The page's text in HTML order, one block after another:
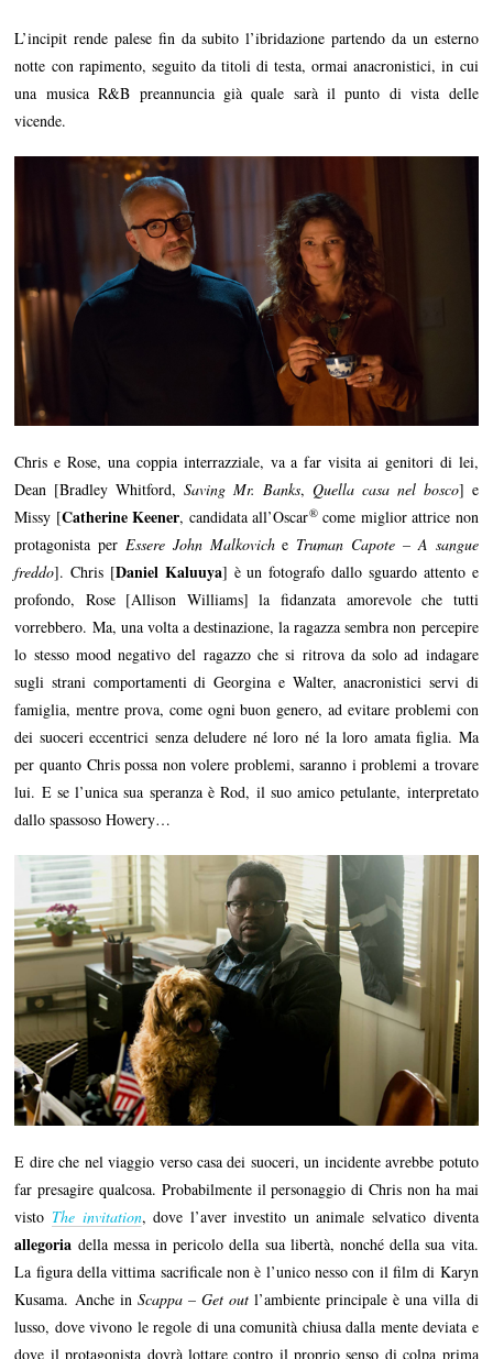
L’incipit rende palese fin da subito l’ibridazione partendo da un esterno
notte con rapimento, seguito da titoli di testa, ormai anacronistici, in cui
una musica R&B preannuncia già quale sarà il punto di vista delle
vicende.
Chris e Rose, una coppia interrazziale, va a far visita ai genitori di lei,
Dean [Bradley Whitford,Saving Mr. Banks, Quella casa nel bosco] e
Missy [Catherine Keener, candidata all’Oscar®come miglior attrice non
protagonista perEssere John Malkoviche Truman Capote – A sangue
freddo]. Chris [Daniel Kaluuya] è un fotografo dallo sguardo attento e
profondo, Rose [Allison Williams] la fidanzata amorevole che tutti
vorrebbero. Ma, una volta a destinazione, la ragazza sembra non percepire
lo stesso mood negativo del ragazzo che si ritrova da solo ad indagare
sugli strani comportamenti di Georgina e Walter, anacronistici servi di
famiglia, mentre prova, come ogni buon genero, ad evitare problemi con
dei suoceri eccentrici senza deludere né loro né la loro amata figlia. Ma
per quanto Chris possa non volere problemi, saranno i problemi a trovare
lui. E se l’unica sua speranza è Rod, il suo amico petulante, interpretato
dallo spassoso Howery…
E dire che nel viaggio verso casa dei suoceri, un incidente avrebbe potuto
far presagire qualcosa. Probabilmente il personaggio di Chris non ha mai
visto The invitation, dove l’aver investito un animale selvatico diventa
allegoria della messa in pericolo della sua libertà, nonché della sua vita.
La figura della vittima sacrificale non è l’unico nesso con il film di Karyn
Kusama. Anche in Scappa – Get out l’ambiente principale è una villa di
lusso, dove vivono le regole di una comunità chiusa dalla mente deviata e
dove il protagonista dovrà lottare contro il proprio senso di colpa prima